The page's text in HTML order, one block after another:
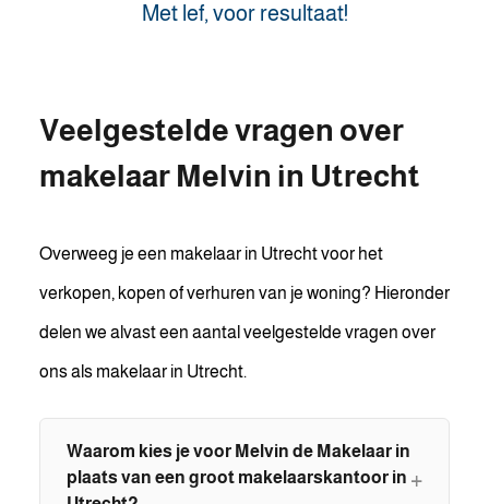
Met lef, voor resultaat!
Veelgestelde vragen over
makelaar Melvin in Utrecht
Overweeg je een makelaar in Utrecht voor het
verkopen, kopen of verhuren van je woning? Hieronder
delen we alvast een aantal veelgestelde vragen over
ons als makelaar in Utrecht.
Waarom kies je voor Melvin de Makelaar in
plaats van een groot makelaarskantoor in